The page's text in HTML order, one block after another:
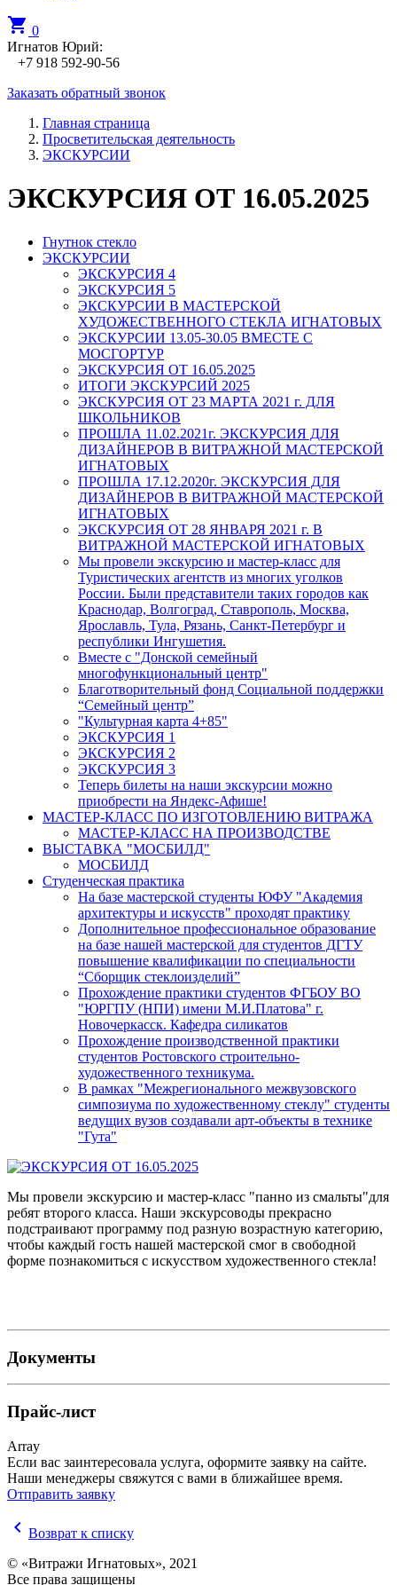
shopping_cart 0
Игнатов Юрий:
+7 918 592-90-56
Заказать обратный звонок
Главная страница
Просветительская деятельность
ЭКСКУРСИИ
ЭКСКУРСИЯ ОТ 16.05.2025
Гнутнок стекло
ЭКСКУРСИИ
ЭКСКУРСИЯ 4
ЭКСКУРСИЯ 5
ЭКСКУРСИИ В МАСТЕРСКОЙ
ХУДОЖЕСТВЕННОГО СТЕКЛА ИГНАТОВЫХ
ЭКСКУРСИИ 13.05-30.05 ВМЕСТЕ С
МОСГОРТУР
ЭКСКУРСИЯ ОТ 16.05.2025
ИТОГИ ЭКСКУРСИЙ 2025
ЭКСКУРСИЯ ОТ 23 МАРТА 2021 г. ДЛЯ
ШКОЛЬНИКОВ
ПРОШЛА 11.02.2021г. ЭКСКУРСИЯ ДЛЯ
ДИЗАЙНЕРОВ В ВИТРАЖНОЙ МАСТЕРСКОЙ
ИГНАТОВЫХ
ПРОШЛА 17.12.2020г. ЭКСКУРСИЯ ДЛЯ
ДИЗАЙНЕРОВ В ВИТРАЖНОЙ МАСТЕРСКОЙ
ИГНАТОВЫХ
ЭКСКУРСИЯ ОТ 28 ЯНВАРЯ 2021 г. В
ВИТРАЖНОЙ МАСТЕРСКОЙ ИГНАТОВЫХ
Мы провели экскурсию и мастер-класс для
Туристических агентств из многих уголков
России. Были представители таких городов как
Краснодар, Волгоград, Ставрополь, Москва,
Ярославль, Тула, Рязань, Санкт-Петербург и
республики Ингушетия.
Вместе с "Донской семейный
многофункциональный центр"
Благотворительный фонд Социальной поддержки
“Семейный центр”
"Культурная карта 4+85"
ЭКСКУРСИЯ 1
ЭКСКУРСИЯ 2
ЭКСКУРСИЯ 3
Теперь билеты на наши экскурсии можно
приобрести на Яндекс-Афише!
МАСТЕР-КЛАСС ПО ИЗГОТОВЛЕНИЮ ВИТРАЖА
МАСТЕР-КЛАСС НА ПРОИЗВОДСТВЕ
ВЫСТАВКА "МОСБИЛД"
МОСБИЛД
Студенческая практика
На базе мастерской студенты ЮФУ "Академия
архитектуры и искусств" проходят практику
Дополнительное профессиональное образование
на базе нашей мастерской для студентов ДГТУ
повышение квалификации по специальности
“Сборщик стеклоизделий”
Прохождение практики студентов ФГБОУ ВО
"ЮРГПУ (НПИ) имени М.И.Платова" г.
Новочеркасск. Кафедра силикатов
Прохождение производственной практики
студентов Ростовского строительно-
художественного техникума.
В рамках "Межрегионального межвузовского
симпозиума по художественному стеклу" студенты
ведущих вузов создавали арт-объекты в технике
"Гута"
Мы провели экскурсию и мастер-класс "панно из смальты"для
ребят второго класса. Наши экскурсоводы прекрасно
подстраивают программу под разную возрастную категорию,
чтобы каждый гость нашей мастерской смог в свободной
форме познакомиться с искусством художественного стекла!
Документы
Прайс-лист
Array
Если вас заинтересовала услуга, оформите заявку на сайте.
Наши менеджеры свяжутся с вами в ближайшее время.
Отправить заявку
chevron_left Возврат к списку
© «Витражи Игнатовых», 2021
Все права защищены